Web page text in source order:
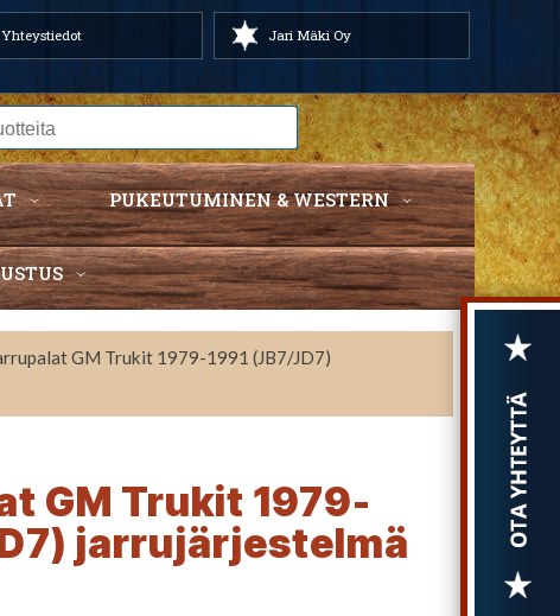
Yhteystiedot Jari Mäki Oy
PUKEUTUMINEN & WESTERN
GM Trukit 1979-1991 (JB7/JD7)
GM Trukit 1979-
jarrujärjestelmä